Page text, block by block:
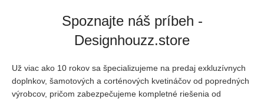
Spoznajte náš príbeh -
Designhouzz.store
Už viac ako 10 rokov sa špecializujeme na predaj exkluzívnych
doplnkov, šamotových a corténových kvetináčov od popredných
výrobcov, pričom zabezpečujeme kompletné riešenia od